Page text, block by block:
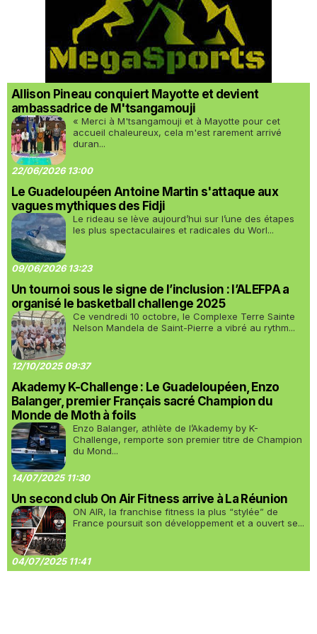
Allison Pineau conquiert Mayotte et devient
ambassadrice de M'tsangamouji
« Merci à M'tsangamouji et à Mayotte pour cet
accueil chaleureux, cela m'est rarement arrivé
duran...
22/06/2026 13:00
Le Guadeloupéen Antoine Martin s'attaque aux
vagues mythiques des Fidji
Le rideau se lève aujourd’hui sur l’une des étapes
les plus spectaculaires et radicales du Worl...
09/06/2026 13:23
Un tournoi sous le signe de l’inclusion : l’ALEFPA a
organisé le basketball challenge 2025
Ce vendredi 10 octobre, le Complexe Terre Sainte
Nelson Mandela de Saint-Pierre a vibré au rythm...
12/10/2025 09:37
Akademy K-Challenge : Le Guadeloupéen, Enzo
Balanger, premier Français sacré Champion du
Monde de Moth à foils
Enzo Balanger, athlète de l’Akademy by K-
Challenge, remporte son premier titre de Champion
du Mond...
14/07/2025 11:30
Un second club On Air Fitness arrive à La Réunion
ON AIR, la franchise fitness la plus “stylée” de
France poursuit son développement et a ouvert se...
04/07/2025 11:41